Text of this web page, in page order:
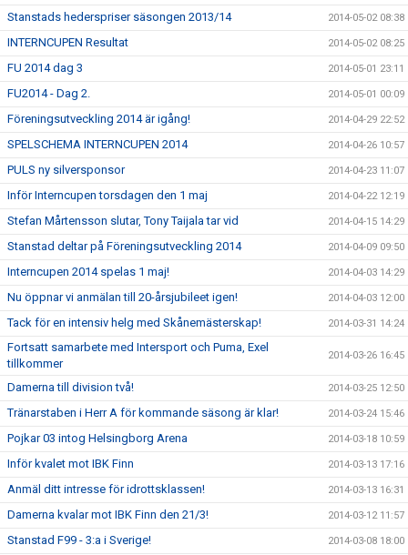
Stanstads hederspriser säsongen 2013/14 2014-05-02 08:38
INTERNCUPEN Resultat 2014-05-02 08:25
FU 2014 dag 3 2014-05-01 23:11
FU2014 - Dag 2. 2014-05-01 00:09
Föreningsutveckling 2014 är igång! 2014-04-29 22:52
SPELSCHEMA INTERNCUPEN 2014 2014-04-26 10:57
PULS ny silversponsor 2014-04-23 11:07
Inför Interncupen torsdagen den 1 maj 2014-04-22 12:19
Stefan Mårtensson slutar, Tony Taijala tar vid 2014-04-15 14:29
Stanstad deltar på Föreningsutveckling 2014 2014-04-09 09:50
Interncupen 2014 spelas 1 maj! 2014-04-03 14:29
Nu öppnar vi anmälan till 20-årsjubileet igen! 2014-04-03 12:00
Tack för en intensiv helg med Skånemästerskap! 2014-03-31 14:24
Fortsatt samarbete med Intersport och Puma, Exel
tillkommer
2014-03-26 16:45
Damerna till division två! 2014-03-25 12:50
Tränarstaben i Herr A för kommande säsong är klar! 2014-03-24 15:46
Pojkar 03 intog Helsingborg Arena 2014-03-18 10:59
Inför kvalet mot IBK Finn 2014-03-13 17:16
Anmäl ditt intresse för idrottsklassen! 2014-03-13 16:31
Damerna kvalar mot IBK Finn den 21/3! 2014-03-12 11:57
Stanstad F99 - 3:a i Sverige! 2014-03-08 18:00